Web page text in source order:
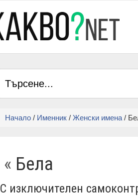
Начало / Именник / Женски имена /
« Бела
С изключителен